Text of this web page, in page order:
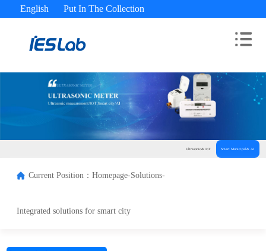
English
Put In The Collection
Ultrasonic& IoT Smart Municipal& AI
Current Position：Homepage-Solutions-
Integrated solutions for smart city